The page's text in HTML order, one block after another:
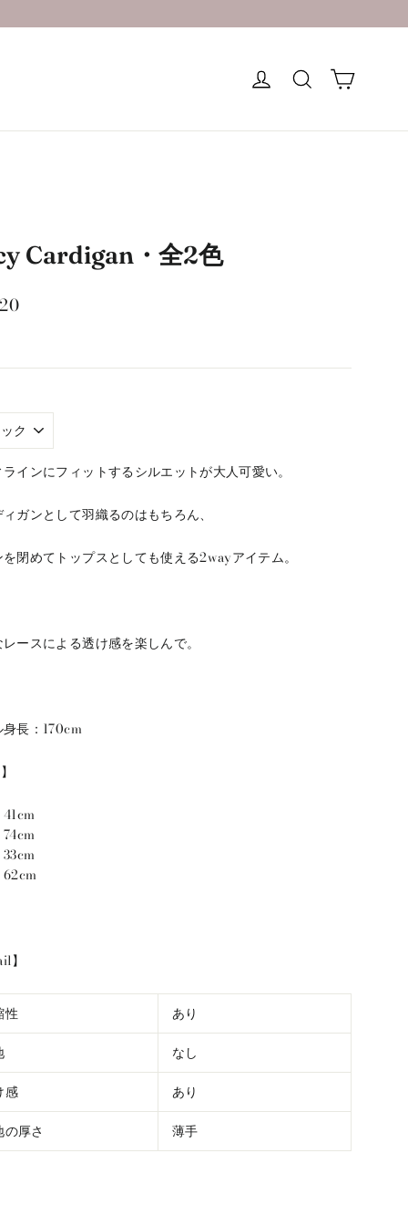
ログイン 検索するカート
Cardigan・全2色
インにフィットするシルエットが大人可愛い。
ガンとして羽織るのはもちろん、
閉めてトップスとしても使える2wayアイテム。
ースによる透け感を楽しんで。
身長：170cm
62cm
】
性
あり
なし
感
あり
の厚さ
薄手